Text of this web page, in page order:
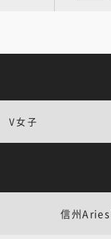
V女子
信州Aries